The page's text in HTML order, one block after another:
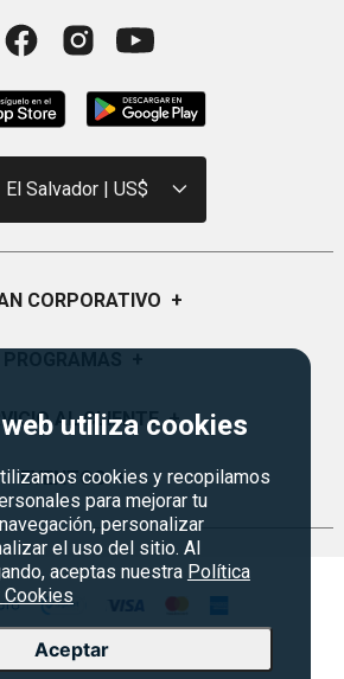
utiliza cookies
cookies y recopilamos
para mejorar tu
personalizar
el uso del sitio. Al
aceptas nuestra Política
Aceptar
El Salvador | US$
CORPORATIVO +
Historia
Sucursales
Servicios
de Regalo
Siman PRO
Credisiman
Marketplace
en Marketplace
AL CLIENTE +
Frecuentes
devoluciones y garantias
Contáctenos
Seguridad del sitio
de Privacidad
ofertas
EVENTOS +
Regreso a clases
Rebajas
Cyber Monday
Agosto es diversión